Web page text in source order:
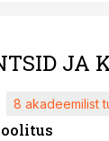
JA
8 akadeemilist